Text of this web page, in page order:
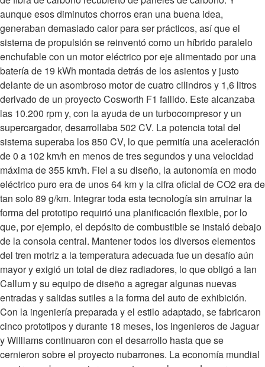
aunque esos diminutos chorros eran una buena idea,
generaban demasiado calor para ser prácticos, así que el
sistema de propulsión se reinventó como un híbrido paralelo
enchufable con un motor eléctrico por eje alimentado por una
batería de 19 kWh montada detrás de los asientos y justo
delante de un asombroso motor de cuatro cilindros y 1,6 litros
derivado de un proyecto Cosworth F1 fallido. Este alcanzaba
las 10.200 rpm y, con la ayuda de un turbocompresor y un
supercargador, desarrollaba 502 CV. La potencia total del
sistema superaba los 850 CV, lo que permitía una aceleración
de 0 a 102 km/h en menos de tres segundos y una velocidad
máxima de 355 km/h. Fiel a su diseño, la autonomía en modo
eléctrico puro era de unos 64 km y la cifra oficial de CO2 era de
tan solo 89 g/km. Integrar toda esta tecnología sin arruinar la
forma del prototipo requirió una planificación flexible, por lo
que, por ejemplo, el depósito de combustible se instaló debajo
de la consola central. Mantener todos los diversos elementos
del tren motriz a la temperatura adecuada fue un desafío aún
mayor y exigió un total de diez radiadores, lo que obligó a Ian
Callum y su equipo de diseño a agregar algunas nuevas
entradas y salidas sutiles a la forma del auto de exhibición.
Con la ingeniería preparada y el estilo adaptado, se fabricaron
cinco prototipos y durante 18 meses, los ingenieros de Jaguar
y Williams continuaron con el desarrollo hasta que se
cernieron sobre el proyecto nubarrones. La economía mundial